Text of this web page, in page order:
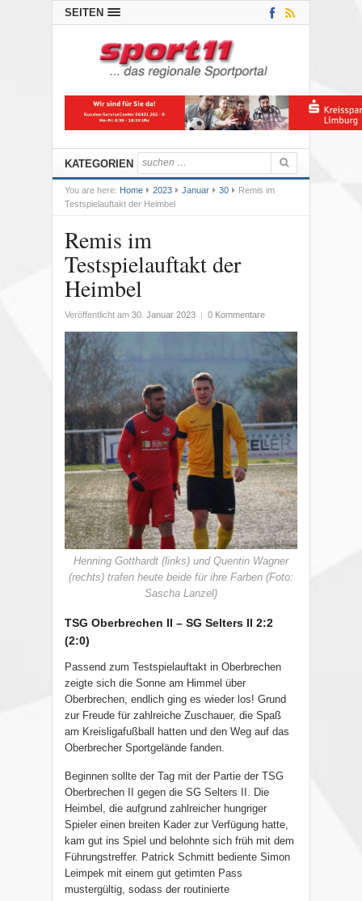
SEITEN
KATEGORIEN
You are here: Home 2023 Januar 30
Remis im
Testspielauftakt der Heimbel
Remis im
Testspielauftakt der
Heimbel
Veröffentlicht am 30. Januar 2023 0 Kommentare
Henning Gotthardt (links) und Quentin Wagner
(rechts) trafen heute beide für ihre Farben (Foto:
Sascha Lanzel)
TSG Oberbrechen II – SG Selters II 2:2
(2:0)
Passend zum Testspielauftakt in Oberbrechen
zeigte sich die Sonne am Himmel über
Oberbrechen, endlich ging es wieder los! Grund
zur Freude für zahlreiche Zuschauer, die Spaß
am Kreisligafußball hatten und den Weg auf das
Oberbrecher Sportgelände fanden.
Beginnen sollte der Tag mit der Partie der TSG
Oberbrechen II gegen die SG Selters II. Die
Heimbel, die aufgrund zahlreicher hungriger
Spieler einen breiten Kader zur Verfügung hatte,
kam gut ins Spiel und belohnte sich früh mit dem
Führungstreffer. Patrick Schmitt bediente Simon
Leimpek mit einem gut getimten Pass
mustergültig, sodass der routinierte